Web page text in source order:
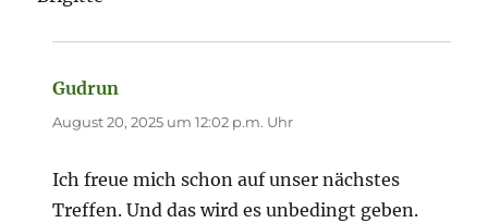
Gudrun
August 20, 2025 um 12:02 p.m. Uhr
Ich freue mich schon auf unser nächstes
Treffen. Und das wird es unbedingt geben.